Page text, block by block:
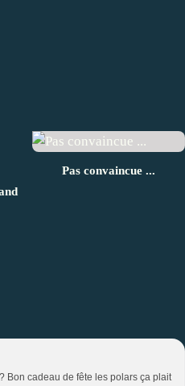
Pas convaincue ...
Bon cadeau de fête les polars ça plait